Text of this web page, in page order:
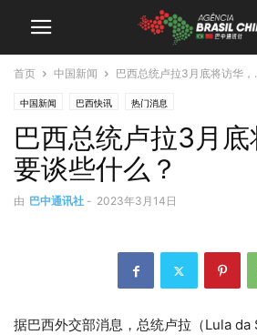
首页 中国新闻 巴西总统卢拉3月底将访华，
中国新闻 巴西快讯 热门消息
巴西总统卢拉3月
要谈些什么？
由 巴中通讯社 - 2023年3月14日
据巴西外交部消息，总统卢拉（Lula